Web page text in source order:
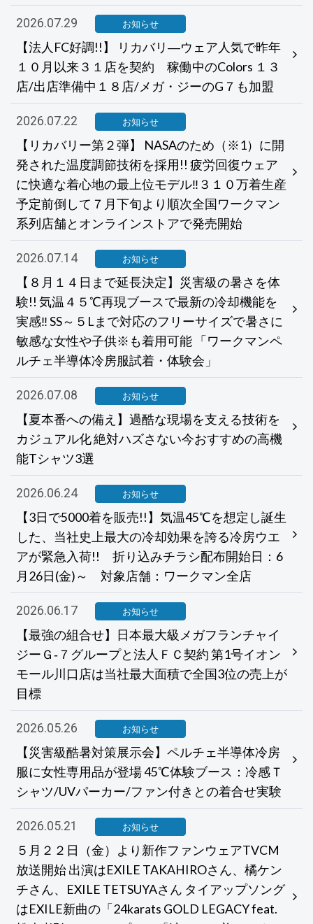
2026.07.29 お知らせ
【法人FC好調!!】 リカバリ―ウェア人気で昨年
１０月以来３１店を契約 稼働中のColors １３
店/出店準備中１８店/メガ・ジーのG７も加盟
2026.07.22 お知らせ
【リカバリー第２弾】 NASAのため（※1）に開
発された温度調節技術を採用!! 疲労回復ウェア
に快適な着心地の最上位モデル‼３１０万着生産
予定前倒して７月下旬より順次全国ワークマン
系列店舗とオンラインストアで発売開始
2026.07.14 お知らせ
【８月１４日まで延長決定】災害級の暑さを体
験!! 気温４５℃再現ブースで最新の冷却機能を
実感‼ SS～５Lまで対応のフリーサイズで暑さに
敏感な女性や子供※も着用可能 「ワークマンペ
ルチェ半導体冷房服試着・体験会」
2026.07.08 お知らせ
【夏本番への備え】過酷な現場を支える技術を
カジュアル化 絶対ハズさない今おすすめの高機
能Tシャツ3選
2026.06.24 お知らせ
【3日で5000着を販売!!】気温45℃を想定し誕生
した、当社史上最大の冷却効果を誇る冷房ウエ
アが緊急入荷!! 折り込みチラシ配布開始日：6
月26日(金)～ 対象店舗：ワークマン全店
2026.06.17 お知らせ
【最強の組合せ】日本最大級メガフランチャイ
ジーＧ‐７グループと法人ＦＣ契約 第1号イオン
モール川口店は当社最大面積で全国3位の売上が
目標
2026.05.26 お知らせ
【災害級酷暑対策展示会】ペルチェ半導体冷房
服に女性専用品が登場 45℃体験ブース：冷感Ｔ
シャツ/UVパーカー/ファン付きとの着合せ実験
2026.05.21 お知らせ
５月２２日（金）より新作ファンウェアTVCM
放送開始 出演はEXILE TAKAHIROさん、橘ケン
チさん、EXILE TETSUYAさん タイアップソング
はEXILE新曲の「24karats GOLD LEGACY feat.